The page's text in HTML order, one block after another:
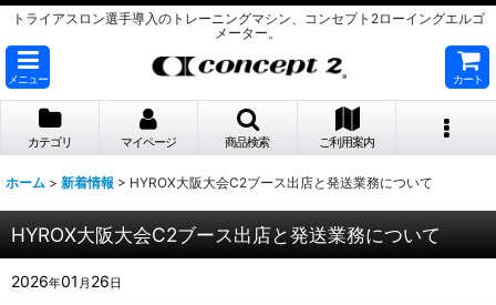
トライアスロン選手導入のトレーニングマシン、コンセプト2ローイングエルゴ
メーター。
メニュー カート
カテゴリ マイページ 商品検索 ご利用案内
ホーム > 新着情報 > HYROX大阪大会C2ブース出店と発送業務について
HYROX大阪大会C2ブース出店と発送業務について
2026年01 月 26日